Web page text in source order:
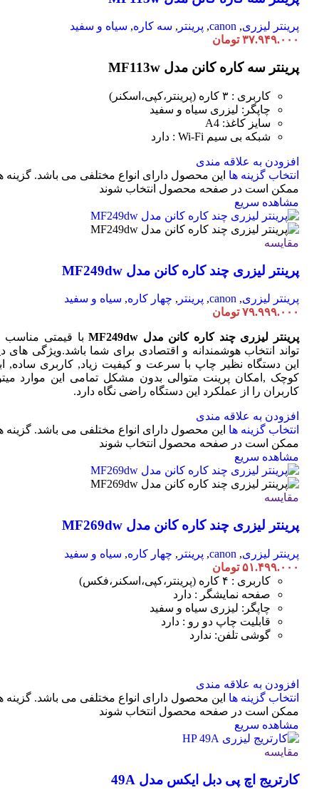
پرینتر لیزری,
canon
, پرینتر , سه کاره, سیاه و سفید
۳۷.۹۴۹.۰۰۰ تومان
پرینتر سه کاره کانن مدل MF113w
کاربری : ۳ کاره (پرینتر،کپی،اسکنر)
چاپگر: لیزری سیاه و سفید
سایز کاغذ: A4
شبکه بی سیم Wi-Fi : دارد
افزودن به علاقه مندی
انتخاب گزینه ها این محصول دارای انواع مختلفی می باشد. گزینه
ممکن است در صفحه محصول انتخاب شوند
مشاهده سریع
مقایسه
پرینتر لیزری چند کاره کانن مدل MF249dw
پرینتر لیزری,
canon
, پرینتر , چهار کاره, سیاه و سفید
۷۹.۹۹۹.۰۰۰ تومان
پرینتر لیزری چند کاره کانن مدل MF249dw
با قیمتی
تواند انتخاب هوشمندانه و اقتصادی برای شما باشد.ویژگی های
این دستگاه نظیر چاپ با سرعت و کیفیت زیاد, کاربری ساده,
کوچک ,امکان پرینت متوالی بدون مشکل تمامی این موارد
کاربران را از عملکرد این دستگاه راضی نگاه دارد.
افزودن به علاقه مندی
انتخاب گزینه ها این محصول دارای انواع مختلفی می باشد. گزینه
ممکن است در صفحه محصول انتخاب شوند
مشاهده سریع
مقایسه
پرینتر لیزری چند کاره کانن مدل MF269dw
پرینتر لیزری,
canon
, پرینتر , چهار کاره, سیاه و سفید
۵۱.۴۹۹.۰۰۰ تومان
کاربری : ۴ کاره (پرینتر،کپی،اسکنر،فکس)
صفحه نمایشگر : دارد
چاپگر: لیزری سیاه و سفید
قابلیت چاپ دو رو : دارد
گوشی تلفن: ندارد
افزودن به علاقه مندی
انتخاب گزینه ها این محصول دارای انواع مختلفی می باشد. گزینه
ممکن است در صفحه محصول انتخاب شوند
مشاهده سریع
مقایسه
کارتریج اچ پی دبل ایکس مدل 49A